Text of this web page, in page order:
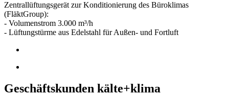
Zentrallüftungsgerät zur Konditionierung des Büroklimas
(FläktGroup):
- Volumenstrom 3.000 m³/h
- Lüftungstürme aus Edelstahl für Außen- und Fortluft
Geschäftskunden kälte+klima